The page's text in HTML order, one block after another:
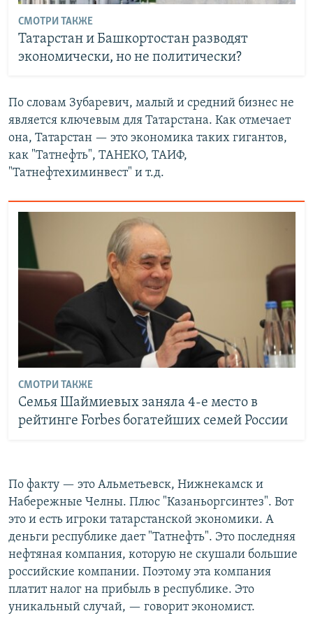
СМОТРИ ТАКЖЕ
Татарстан и Башкортостан разводят
экономически, но не политически?
По словам Зубаревич, малый и средний бизнес не
является ключевым для Татарстана. Как отмечает
она, Татарстан — это экономика таких гигантов,
как "Татнефть", ТАНЕКО, ТАИФ,
"Татнефтехиминвест" и т.д.
СМОТРИ ТАКЖЕ
Семья Шаймиевых заняла 4-е место в
рейтинге Forbes богатейших семей России
По факту — это Альметьевск, Нижнекамск и
Набережные Челны. Плюс "Казаньоргсинтез". Вот
это и есть игроки татарстанской экономики. А
деньги республике дает "Татнефть". Это последняя
нефтяная компания, которую не скушали большие
российские компании. Поэтому эта компания
платит налог на прибыль в республике. Это
уникальный случай, — говорит экономист.